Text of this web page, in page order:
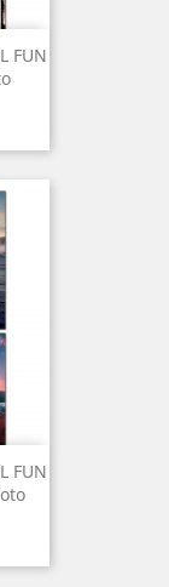
FUN
FUN